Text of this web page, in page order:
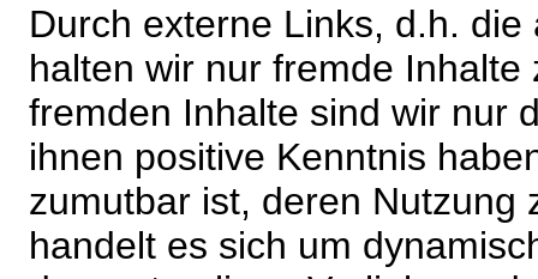
Durch externe Links, d.h.
halten wir nur fremde
fremden Inhalte sind wir nur
ihnen positive Kenntnis
zumutbar ist, deren Nutzung
handelt es sich um